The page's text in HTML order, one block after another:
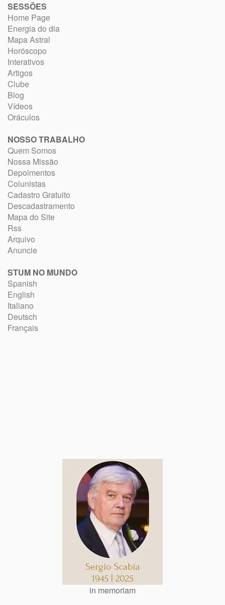
SESSÕES
Home Page
Energia do dia
Mapa Astral
Horóscopo
Interativos
Artigos
Clube
Blog
Vídeos
Oráculos
NOSSO TRABALHO
Quem Somos
Nossa Missão
Depoimentos
Colunistas
Cadastro Gratuito
Descadastramento
Mapa do Site
Rss
Arquivo
Anuncie
STUM NO MUNDO
Spanish
English
Italiano
Deutsch
Français
in memoriam